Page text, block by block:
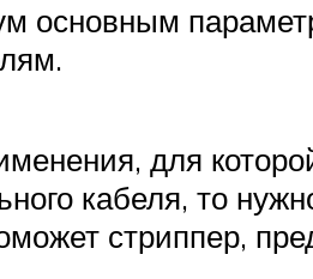
основным
для
кабеля, то
стриппер,